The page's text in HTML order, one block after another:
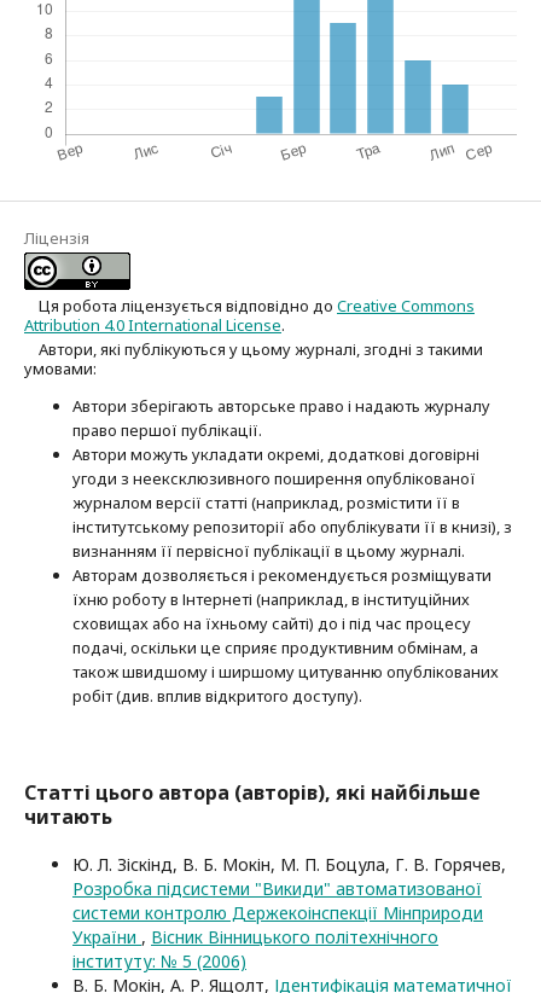
Ліцензія
Ця робота ліцензується відповідно до Creative Commons
Attribution 4.0 International License.
Автори, які публікуються у цьому журналі, згодні з такими
умовами:
Автори зберігають авторське право і надають журналу
право першої публі­кації.
Автори можуть укладати окремі, додат­кові договірні
угоди з неексклюзив­ного поширення опублікованої
журналом версії статті (наприклад, розмістити її в
інститутському репозиторії або опубліку­вати її в книзі), з
визнанням її первісної публікації в цьому журналі.
Авторам дозволяється і рекомендується розміщувати
їхню роботу в Інтернеті (наприклад, в інституційних
сховищах або на їхньому сайті) до і під час процесу
подачі, оскільки це сприяє продуктивним обмінам, а
також швидшому і ширшому цитуванню опубліко­ва­них
робіт (див. вплив відкритого доступу).
Статті цього автора (авторів), які найбільше
читають
Ю. Л. Зіскінд, В. Б. Мокін, М. П. Боцула, Г. В. Горячев,
Розробка підсистеми "Викиди" автоматизованої
системи контролю Держекоінспекції Мінприроди
України , Вісник Вінницького політехнічного
інституту: № 5 (2006)
В. Б. Мокін, А. Р. Ящолт, Ідентифікація математичної